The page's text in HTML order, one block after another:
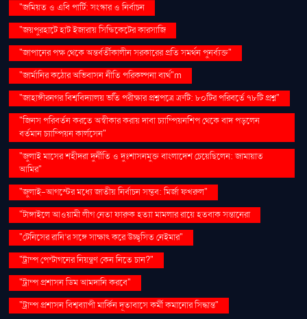
"জমিয়ত ও এবি পার্টি: সংস্কার ও নির্বাচন
"জয়পুরহাটে হাট ইজারায় সিন্ডিকেটের কারসাজি
"জাপানের পক্ষ থেকে অন্তর্বর্তীকালীন সরকারের প্রতি সমর্থন পুনর্ব্যক্ত"
"জার্মানির কঠোর অভিবাসন নীতি পরিকল্পনা ব্যর্থ"m
"জাহাঙ্গীরনগর বিশ্ববিদ্যালয় ভর্তি পরীক্ষার প্রশ্নপত্রে ত্রুটি: ৮০টির পরিবর্তে ৭৮টি প্রশ্ন"
"জিনস পরিবর্তন করতে অস্বীকার করায় দাবা চ্যাম্পিয়নশিপ থেকে বাদ পড়লেন
বর্তমান চ্যাম্পিয়ন কার্লসেন"
"জুলাই মাসের শহীদরা দুর্নীতি ও দুঃশাসনমুক্ত বাংলাদেশ চেয়েছিলেন: জামায়াত
আমির"
"জুলাই-আগস্টের মধ্যে জাতীয় নির্বাচন সম্ভব: মির্জা ফখরুল"
"টাঙ্গাইলে আওয়ামী লীগ নেতা ফারুক হত্যা মামলার রায়ে হতবাক সন্তানেরা
"টেনিসের রানি’র সঙ্গে সাক্ষাৎ করে উচ্ছ্বসিত নেইমার"
"ট্রাম্প পেন্টাগনের নিয়ন্ত্রণ কেন নিতে চান?"
"ট্রাম্প প্রশাসন ডিম আমদানি করবে"
"ট্রাম্প প্রশাসন বিশ্বব্যাপী মার্কিন দূতাবাসে কর্মী কমানোর সিদ্ধান্ত"